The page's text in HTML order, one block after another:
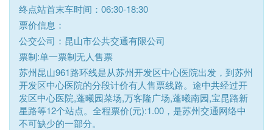
终点站首末车时间：06:30-18:30
票价信息：
公交公司：昆山市公共交通有限公司
票制:单一票制无人售票
苏州昆山961路环线是从苏州开发区中心医院出发，到苏州
开发区中心医院的分段计价有人售票线路。途中共经过开
发区中心医院,蓬曦园菜场,万客隆广场,蓬曦南园,宝昆路新
星路等12个站点。全程票价(元):1.00，是苏州交通网络中
不可缺少的一部分。